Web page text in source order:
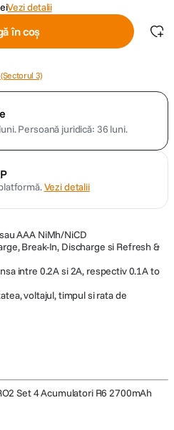
Vezi detalii
în coș
3)
Persoană juridică: 36 luni.
Vezi detalii
AAA NiMh/NiCD
Break-In, Discharge si Refresh &
intre 0.2A si 2A, respectiv 0.1A to
voltajul, timpul si rata de
Set 4 Acumulatori R6 2700mAh